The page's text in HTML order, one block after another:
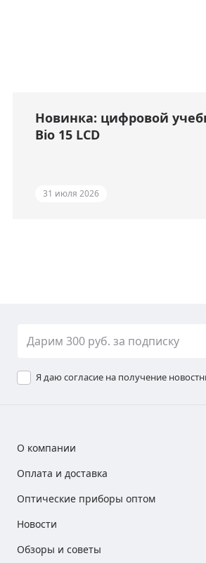
Новинка: цифровой
Bio 15 LCD
31 июля 2026
Я даю согласие на получение
О компании
Оплата и доставка
Оптические приборы оптом
Новости
Обзоры и советы